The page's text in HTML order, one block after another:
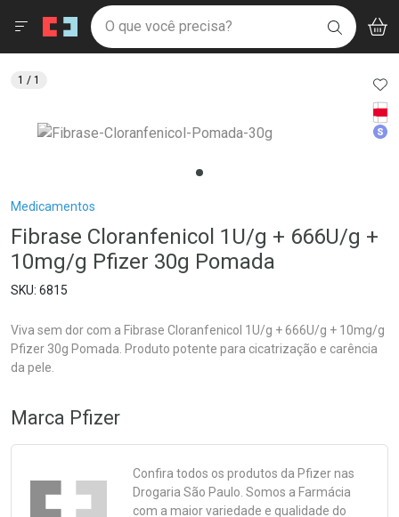
Drogaria São Paulo
Ir direto para a home
pela página
Ir direto para o conteúdo
Ir direto para a busca
Ir direto para a conta
Ir direto para a notificações
Ir direto para o carrinho
Faça a sua busca
O que você precisa? BUSCAR
Menu
Breadcrumb
Medicamentos
Fibrase Cloranfenicol 1U/g + 666U/g +
10mg/g Pfizer 30g Pomada
6815
Viva sem dor com a Fibrase Cloranfenicol 1U/g + 666U/g + 10mg/g
Pfizer 30g Pomada. Produto potente para cicatrização e carência
da pele.
1 / 1
Marca Pfizer
Confira todos os produtos da Pfizernas
Drogaria São Paulo. Somos a Farmácia
com a maior variedade e qualidade do